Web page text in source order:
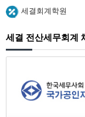
세결회계학원
세결 전산세무회계